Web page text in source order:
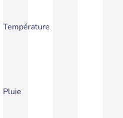
Température
Pluie